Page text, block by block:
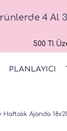
4 Al
500 Tl
PLANLAYICI
Haftalık Ajanda